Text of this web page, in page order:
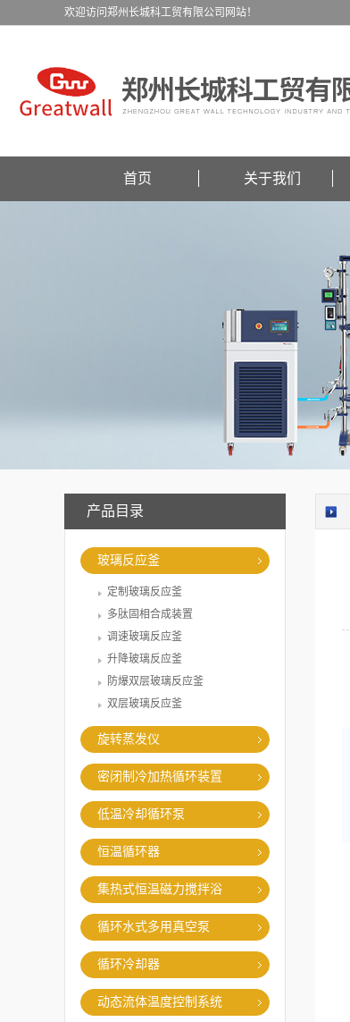
欢迎访问郑州长城科工贸有限公司网站！
首页 关于我们
产品目录
玻璃反应釜
定制玻璃反应釜
多肽固相合成装置
调速玻璃反应釜
升降玻璃反应釜
防爆双层玻璃反应釜
双层玻璃反应釜
旋转蒸发仪
密闭制冷加热循环装置
低温冷却循环泵
恒温循环器
集热式恒温磁力搅拌浴
循环水式多用真空泵
循环冷却器
动态流体温度控制系统